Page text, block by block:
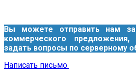
Вы можете отправить нам
коммерческого
задать вопросы по серверному
Написать письмо